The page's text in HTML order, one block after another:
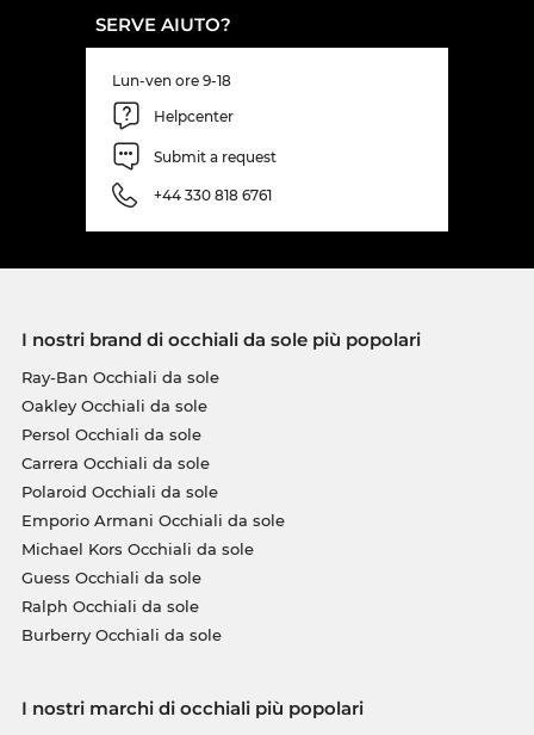
SERVE AIUTO?
Lun-ven ore 9-18
Helpcenter
Submit a request
+44 330 818 6761
I nostri brand di occhiali da sole più popolari
Ray-Ban Occhiali da sole
Oakley Occhiali da sole
Persol Occhiali da sole
Carrera Occhiali da sole
Polaroid Occhiali da sole
Emporio Armani Occhiali da sole
Michael Kors Occhiali da sole
Guess Occhiali da sole
Ralph Occhiali da sole
Burberry Occhiali da sole
I nostri marchi di occhiali più popolari